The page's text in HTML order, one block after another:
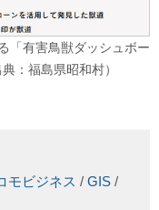
「有害鳥獣ダッシュボー
：福島県昭和村）
モビジネス / GIS /